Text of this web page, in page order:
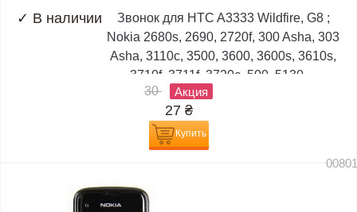
✓ В наличии
Звонок для HTC A3333 Wildfire, G8 ;
Nokia 2680s, 2690, 2720f, 300 Asha, 303
Asha, 3110c, 3500, 3600, 3600s, 3610s,
3710f, 3711f, 3720c, 500, 5130,...
30
Акция
27 ₴
Купить